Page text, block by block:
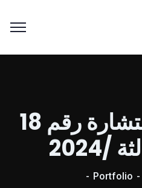
اعلان عن استشارة رقم 18
/2024
Portfolio